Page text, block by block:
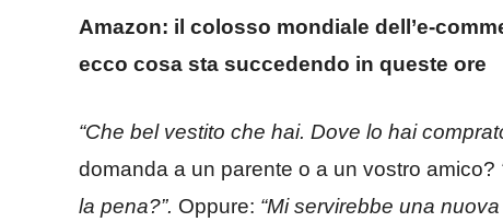
Amazon: il colosso mondiale dell’e-
ecco cosa sta succedendo in queste ore
“Che bel vestito che hai. Dove lo hai
domanda a un parente o a un vostro amico?
la pena?”. Oppure: “Mi servirebbe una